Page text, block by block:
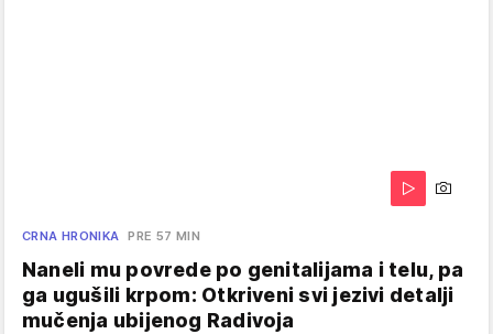
CRNA HRONIKA PRE 57 MIN
Naneli mu povrede po genitalijama i telu, pa
ga ugušili krpom: Otkriveni svi jezivi detalji
mučenja ubijenog Radivoja